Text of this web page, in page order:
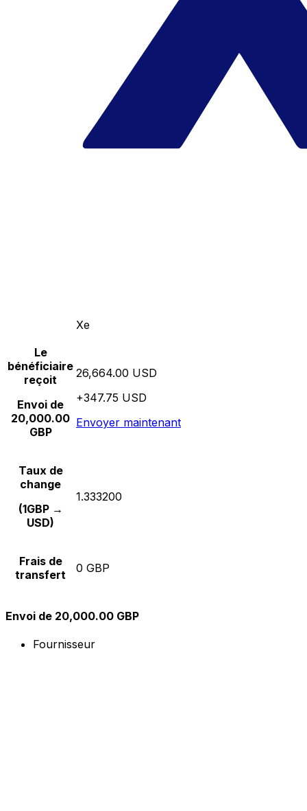
Xe
Le
bénéficiaire
reçoit
Envoi de
20,000.00
GBP
26,664.00 USD
+347.75 USD
Envoyer maintenant
Taux de
change
(1GBP →
USD)
1.333200
Frais de
transfert
0 GBP
Envoi de 20,000.00 GBP
Fournisseur